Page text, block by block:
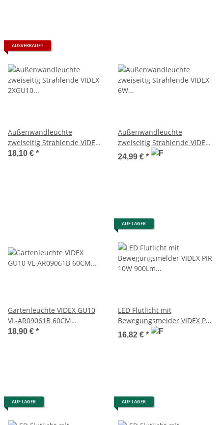
AUSVERKAUFT
Außenwandleuchte
zweiseitig Strahlende VIDEX
2XGU10 JUSTIN BLACK
18,10 € *
Außenwandleuchte
zweiseitig Strahlende VIDEX
6W PELLE BLACK
Fassadenleuchte
24,99 € *
Gartenleuchte VIDEX GU10
VL-AR09061B 60CM
Architektonische Leuchte
18,90 € *
AUF LAGER
LED Flutlicht mit
Bewegungsmelder VIDEX PIR
10W 900Lm 5000K Weiß IP65
Fluter
16,82 € *
AUF LAGER AUF LAGER